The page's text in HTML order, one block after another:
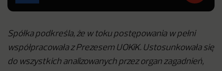
Spółka podkreśla, że w toku postępowania w pełni
współpracowała z Prezesem UOKiK. Ustosunkowała się
do wszystkich analizowanych przez organ zagadnień,